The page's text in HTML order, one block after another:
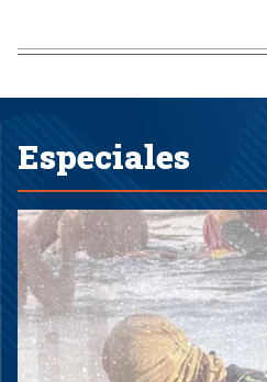
Especiales